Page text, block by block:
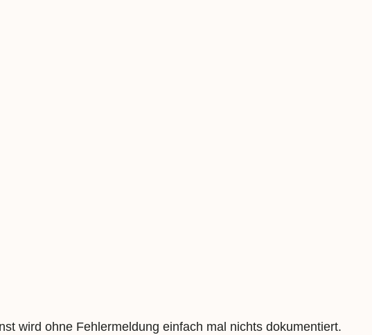
wird ohne Fehlermeldung einfach mal nichts dokumentiert.